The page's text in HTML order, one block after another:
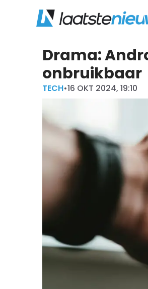
Drama:
onbruikbaar
TECH•16 OKT 2024, 19:10